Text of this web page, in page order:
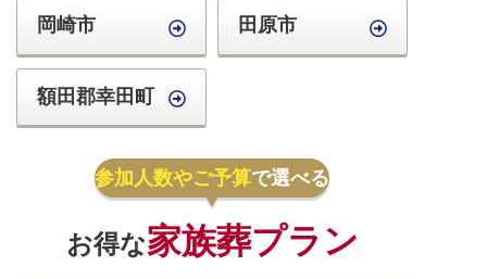
岡崎市 田原市
額田郡幸田町
参加人数やご予算で選べる
お得な家族葬プラン